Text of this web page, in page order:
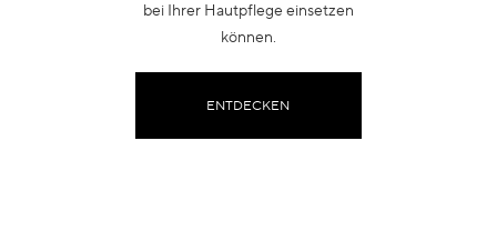
bei Ihrer Hautpflege einsetzen
können.
ENTDECKEN